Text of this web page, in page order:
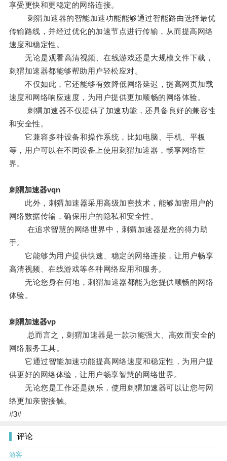
享受更快和更稳定的网络连接。
刺猬加速器的智能加速功能能够通过智能路由选择最优
传输路线，并经过优化的加速节点进行传输，从而提高网络
速度和稳定性。
无论是观看高清视频、在线游戏还是大规模文件下载，
刺猬加速器都能够帮助用户轻松应对。
不仅如此，它还能够有效降低网络延迟，提高网页加载
速度和网络响应速度，为用户提供更加顺畅的网络体验。
刺猬加速器不仅提供了加速功能，还具备良好的兼容性
和安全性。
它兼容多种设备和操作系统，比如电脑、手机、平板
等，用户可以在不同设备上使用刺猬加速器，畅享网络世
界。
刺猬加速器vqn
此外，刺猬加速器采用高级加密技术，能够加密用户的
网络数据传输，确保用户的隐私和安全性。
在追求智慧的网络世界中，刺猬加速器是您的得力助
手。
它能够为用户提供快速、稳定的网络连接，让用户畅享
高清视频、在线游戏等各种网络应用和服务。
无论您身在何地，刺猬加速器都能为您提供顺畅的网络
体验。
刺猬加速器vp
总而言之，刺猬加速器是一款功能强大、高效而安全的
网络服务工具。
它通过智能加速功能提高网络速度和稳定性，为用户提
供更好的网络体验，让用户畅享智慧的网络世界。
无论您是工作还是娱乐，使用刺猬加速器可以让您与网
络更加亲密接触。
#3#
评论
游客